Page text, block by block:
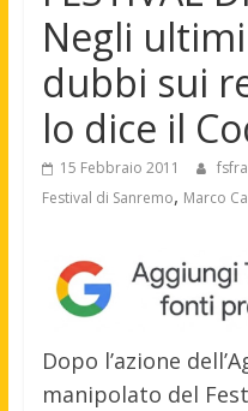
Negli
dubbi sui
lo dice il
15 Febbraio 2011
Festival di Sanremo, Marco
Dopo l’azione
manipolato del